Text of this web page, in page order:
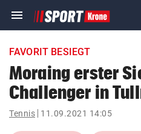
menu Navigation
ein-/ausklappen
account_circle Anmelden
Wien
FAVORIT BESIEGT
Moraing erster
Challenger in
Tennis 11.09.2021 14:05